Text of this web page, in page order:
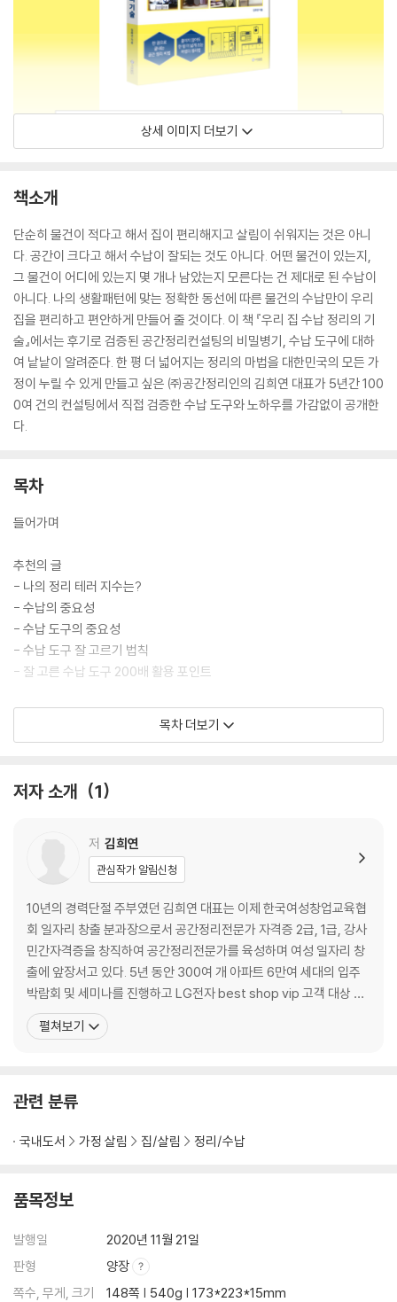
상세 이미지 더보기
책소개
단순히 물건이 적다고 해서 집이 편리해지고 살림이 쉬워지는 것은 아니
다. 공간이 크다고 해서 수납이 잘되는 것도 아니다. 어떤 물건이 있는지,
그 물건이 어디에 있는지 몇 개나 남았는지 모른다는 건 제대로 된 수납이
아니다. 나의 생활패턴에 맞는 정확한 동선에 따른 물건의 수납만이 우리
집을 편리하고 편안하게 만들어 줄 것이다. 이 책 『우리 집 수납 정리의 기
술』에서는 후기로 검증된 공간정리컨설팅의 비밀병기, 수납 도구에 대하
여 낱낱이 알려준다. 한 평 더 넓어지는 정리의 마법을 대한민국의 모든 가
정이 누릴 수 있게 만들고 싶은 ㈜공간정리인의 김희연 대표가 5년간 100
0여 건의 컨설팅에서 직접 검증한 수납 도구와 노하우를 가감없이 공개한
다.
목차
들어가며
추천의 글
- 나의 정리 테러 지수는?
- 수납의 중요성
- 수납 도구의 중요성
- 수납 도구 잘 고르기 법칙
- 잘 고른 수납 도구 200배 활용 포인트
Part 1 드레스 룸
2편 내 옷은 소중하니까!! 목제 옷걸이 3종
4편 속옷 잘 접으면 뭐 해?
5편 드레스 룸에 속옷 서랍장이 없다면?
6편 넥타이 수납법
7편 다이소 라탄 바구니 2종 수납법
8편 드레스 룸 소품 정리법
9편 그래도 보관용 옷이 생긴다면?
정리정돈 꿀팁! 라벨링은 최대한 쉽게! 구체적으로!
10편 이불 정리 팁
11편 드레스 룸 기본 레이아웃
11-1 우리 집 드레스 룸 레이아웃 그려 보기
2편 넌 두 손 쓰니? 난 한 손 쓰는데~
정리정돈 꿀팁! 식탁용 매트 활용
6편 눕지 마! 프라이팬
7편 주방의 감초
8편 잡동사니 컬렉터
목차 더보기
저자 소개 1
저 김희연
관심작가 알림신청
10년의 경력단절 주부였던 김희연 대표는 이제 한국여성창업교육협
회 일자리 창출 분과장으로서 공간정리전문가 자격증 2급, 1급, 강사
민간자격증을 창직하여 공간정리전문가를 육성하며 여성 일자리 창
출에 앞장서고 있다. 5년 동안 300여 개 아파트 6만여 세대의 입주
박람회 및 세미나를 진행하고 LG전자 best shop vip 고객 대상 공
간정리세미나를 진행하면서 우리나라 주부들이 진짜 고민하는 것은
미니멀리스트로서의 삶이 아니라 주부로서 살림을 편하고 빠르게 해
펼쳐보기
관련 분류
국내도서 가정 살림 집/살림 정리/수납
품목정보
발행일
2020년 11월 21일
판형
양장
쪽수, 무게, 크기
148쪽 | 540g | 173*223*15mm